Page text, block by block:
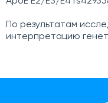
По результатам
интерпретацию